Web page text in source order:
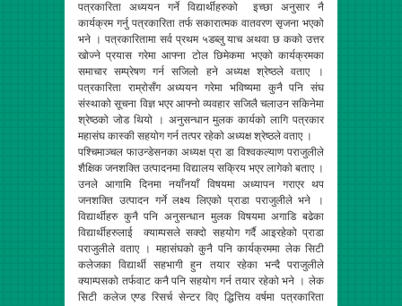
पत्रकारिता अध्ययन गर्ने विद्यार्थीहरुको इच्छा अनुसार नै
कार्यक्रम गर्नु पत्रकारिता तर्फ सकारात्मक वातवरण सृजना भएको
भने । पत्रकारितामा सर्व प्रथम ५डब्लु याच अथवा छ कको उत्तर
खोज्ने प्रयास गरेमा आफ्ना टोल छिमेकमा भएको कार्यक्रमका
समाचार सम्प्रेषण गर्न सजिलो हने अध्यक्ष श्रेष्ठले वताए ।
पत्रकारिता राम्रोसँग अध्ययन गरेमा भविष्यमा कुनै पनि संघ
संस्थाको सूचना विज्ञ भएर आफ्नो व्यवहार सजिलै चलाउन सकिनेमा
श्रेष्ठको जोड थियो । अनुसन्धान मुलक कार्यको लागि पत्रकार
महासंघ कास्की सहयोग गर्न तत्पर रहेको अध्यक्ष श्रेष्ठले वताए ।
पश्चिमाञ्चल फाउन्डेसनका अध्यक्ष प्रा डा विश्वकल्याण पराजुलीले
शैक्षिक जनशक्ति उत्पादनमा विद्यालय सक्रिय भएर लागेको बताए ।
उनले आगामि दिनमा नयाँनयाँ विषयमा अध्यापन गराएर थप
जनशक्ति उत्पादन गर्ने लक्ष्य लिएको प्राडा पराजुलीले भने ।
विद्यार्थीहरु कुनै पनि अनुसन्धान मुलक विषयमा अगाडि बढेका
विद्यार्थीहरुलाई क्याम्पसले सक्दो सहयोग गर्दै आइरहेको प्राडा
पराजुलीले वताए । महासंघको कुनै पनि कार्यक्रममा लेक सिटी
कलेजका विद्यार्थी सहभागी हुन तयार रहेका भन्दै पराजुलीले
क्याम्पसको तर्फवाट कनै पनि सहयोग गर्न तयार रहेको भने । लेक
सिटी कलेज एण्ड रिसर्च सेन्टर विए द्धित्तिय वर्षमा पत्रकारिता